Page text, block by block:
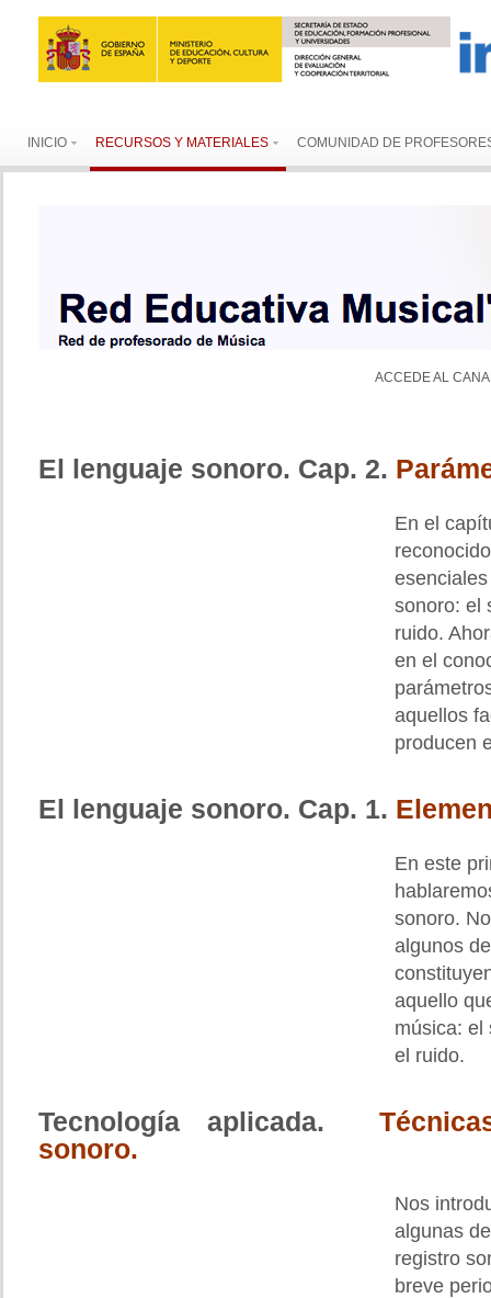
INICIO RECURSOS Y MATERIALES COMUNIDAD DE
ACCEDE AL
El lenguaje sonoro. Cap. 2.
En el
sonoro: el
ruido.
en el
aquellos
producen
El lenguaje sonoro. Cap. 1.
En este
sonoro.
algunos
aquello
música: el
el ruido.
Tecnología aplicada.
sonoro.
Nos
algunas
registro
breve